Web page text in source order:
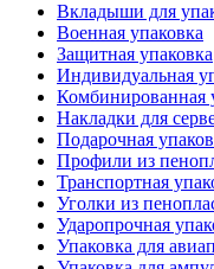
Вкладыши для
Военная упаковка
Защитная упаковка
Индивидуальная
Комбинированная
Накладки для
Подарочная
Профили из
Транспортная
Уголки из
Ударопрочная
Упаковка для